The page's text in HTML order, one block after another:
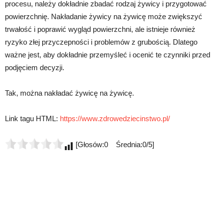
procesu, należy dokładnie zbadać rodzaj żywicy i przygotować
powierzchnię. Nakładanie żywicy na żywicę może zwiększyć
trwałość i poprawić wygląd powierzchni, ale istnieje również
ryzyko złej przyczepności i problemów z grubością. Dlatego
ważne jest, aby dokładnie przemyśleć i ocenić te czynniki przed
podjęciem decyzji.
Tak, można nakładać żywicę na żywicę.
Link tagu HTML: https://www.zdrowedziecinstwo.pl/
[Głosów:0 Średnia:0/5]